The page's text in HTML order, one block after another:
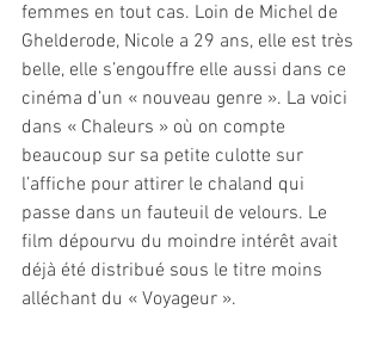
femmes en tout cas. Loin de Michel de
Ghelderode, Nicole a 29 ans, elle est très
belle, elle s’engouffre elle aussi dans ce
cinéma d’un « nouveau genre ». La voici
dans « Chaleurs » où on compte
beaucoup sur sa petite culotte sur
l’affiche pour attirer le chaland qui
passe dans un fauteuil de velours. Le
film dépourvu du moindre intérêt avait
déjà été distribué sous le titre moins
alléchant du « Voyageur ».